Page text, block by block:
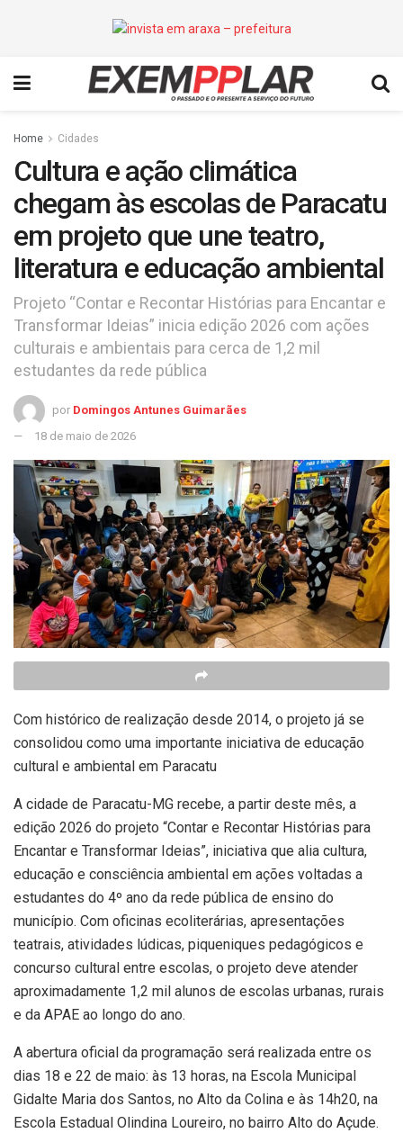
Home Cidades
Cultura e ação climática
chegam às escolas de Paracatu
em projeto que une teatro,
literatura e educação ambiental
Projeto “Contar e Recontar Histórias para Encantar e
Transformar Ideias” inicia edição 2026 com ações
culturais e ambientais para cerca de 1,2 mil
estudantes da rede pública
por Domingos Antunes Guimarães
18 de maio de 2026
Com histórico de realização desde 2014, o projeto já se
consolidou como uma importante iniciativa de educação
cultural e ambiental em Paracatu
A cidade de Paracatu-MG recebe, a partir deste mês, a
edição 2026 do projeto “Contar e Recontar Histórias para
Encantar e Transformar Ideias”, iniciativa que alia cultura,
educação e consciência ambiental em ações voltadas a
estudantes do 4º ano da rede pública de ensino do
município. Com oficinas ecoliterárias, apresentações
teatrais, atividades lúdicas, piqueniques pedagógicos e
concurso cultural entre escolas, o projeto deve atender
aproximadamente 1,2 mil alunos de escolas urbanas, rurais
e da APAE ao longo do ano.
A abertura oficial da programação será realizada entre os
dias 18 e 22 de maio: às 13 horas, na Escola Municipal
Gidalte Maria dos Santos, no Alto da Colina e às 14h20, na
Escola Estadual Olindina Loureiro, no bairro Alto do Açude.